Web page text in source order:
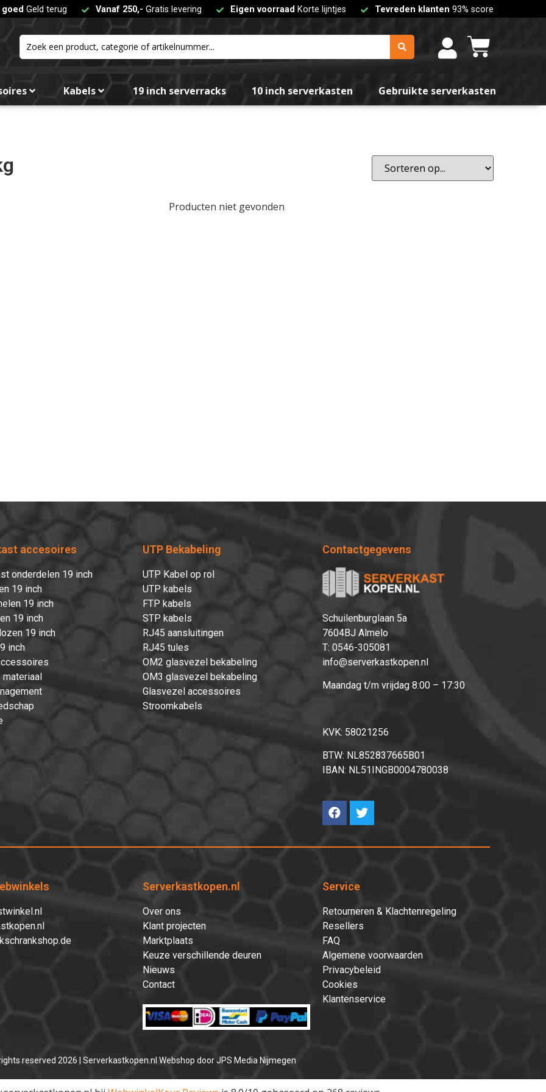
Geld terug Vanaf 250,- Gratis levering Eigen voorraad Korte lijntjes Tevreden klanten 93% score
Kabels 19 inch serverracks 10 inch serverkasten Gebruikte serverkasten
Producten niet gevonden
accesoires
onderdelen 19 inch
19 inch
19 inch
19 inch
19 inch
inch
UTP Bekabeling
UTP Kabel op rol
UTP kabels
FTP kabels
STP kabels
RJ45 aansluitingen
RJ45 tules
OM2 glasvezel bekabeling
OM3 glasvezel bekabeling
Glasvezel accessoires
Stroomkabels
Contactgegevens
Schuilenburglaan 5a
7604BJ Almelo
T: 0546-305081
info@serverkastkopen.nl
Maandag t/m vrijdag 8:00 – 17:30
KVK: 58021256
BTW: NL852837665B01
IBAN: NL51INGB0004780038
Serverkastkopen.nl
Over ons
Klant projecten
Marktplaats
Keuze verschillende deuren
Nieuws
Contact
Service
Retourneren & Klachtenregeling
Resellers
FAQ
Algemene voorwaarden
Privacybeleid
Cookies
Klantenservice
reserved 2026 | Serverkastkopen.nl Webshop doorJPS Media Nijmegen
Hartelijk dank!
Dit product is succesvol toegevoegd aan uw winkelwagen!
Afrekenen